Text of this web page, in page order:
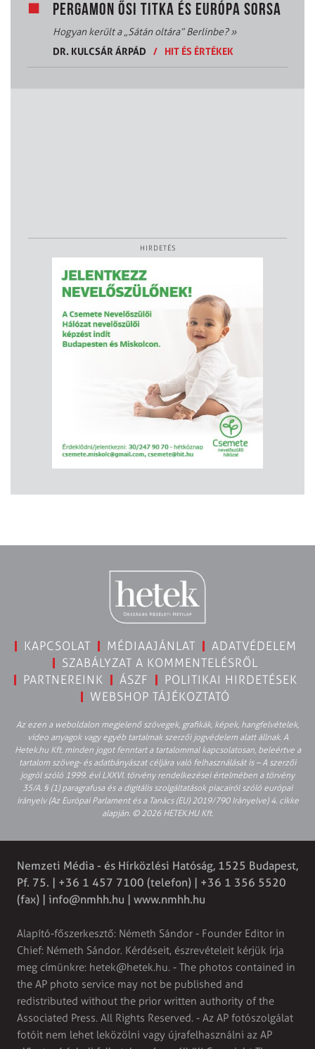
PERGAMON ŐSI TITKA ÉS EURÓPA SORSA
Hogyan került a „Sátán oltára” Berlinbe?»
DR. KULCSÁR ÁRPÁD
/ HIT ÉS ÉRTÉKEK
HIRDETÉS
KAPCSOLAT MÉDIAAJÁNLAT
ADATVÉDELEM
SZABÁLYZAT A KOMMENTELÉSRŐL
PARTNEREINK
ÁSZF
POLITIKAI HIRDETÉSEK
WEBSHOP TÁJÉKOZTATÓ
Az ezen a weboldalon megjelenő szövegek, grafikák, képek, hangfelvételek,
video anyagok vagy egyéb tartalmak szerzői jogvédelem alatt állnak. A
Hetek.hu Kft. minden jogot fenntart a tartalommal kapcsolatosan, beleértve a
tartalom szöveg- és adatbányászat céljára való felhasználását is – A szerzői
jogról szóló 1999. évi LXXVI. törvény rendelkezései értelmében a törvény
35/A. § (1) paragrafusa és a digitális szolgáltatások piacairól szóló európai
irányelv (Az Európai Parlament és a Tanács (EU) 2019/790 Irányelve) 4. cikke
alapján. © 2026 HETEK.HU Kft.
Nemzeti Média - és Hírközlési Hatóság, 1525 Budapest,
Pf. 75. | +36 1 457 7100 (telefon) | +36 1 356 5520
(fax) | info@nmhh.hu | www.nmhh.hu
Alapító-főszerkesztő: Németh Sándor - Founder Editor in
Chief: Németh Sándor. Kérdéseit, észrevételeit kérjük írja
meg címünkre: hetek@hetek.hu. - The photos contained in
the AP photo service may not be published and
redistributed without the prior written authority of the
Associated Press. All Rights Reserved. - Az AP fotószolgálat
fotóit nem lehet leközölni vagy újrafelhasználni az AP